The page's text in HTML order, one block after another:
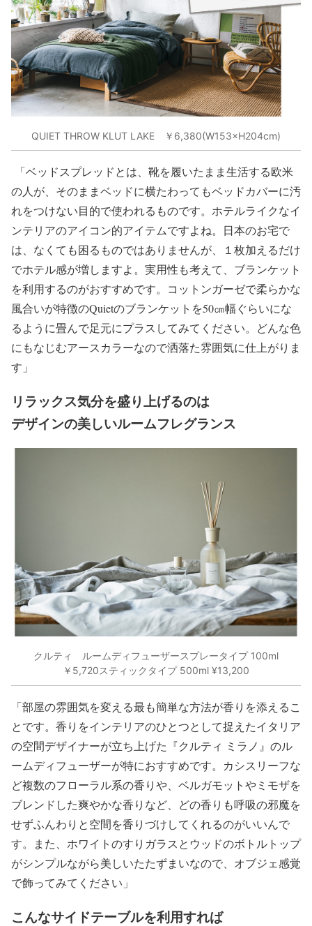
QUIET THROW KLUT LAKE ￥6,380(W153×H204cm)
「ベッドスプレッドとは、靴を履いたまま生活する欧米
の人が、そのままベッドに横たわってもベッドカバーに汚
れをつけない目的で使われるものです。ホテルライクなイ
ンテリアのアイコン的アイテムですよね。日本のお宅で
は、なくても困るものではありませんが、１枚加えるだけ
でホテル感が増しますよ。実用性も考えて、ブランケット
を利用するのがおすすめです。コットンガーゼで柔らかな
風合いが特徴のQuietのブランケットを50㎝幅ぐらいにな
るように畳んで足元にプラスしてみてください。どんな色
にもなじむアースカラーなので洒落た雰囲気に仕上がりま
す」
リラックス気分を盛り上げるのは
デザインの美しいルームフレグランス
クルティ ルームディフューザースプレータイプ 100ml
￥5,720スティックタイプ 500ml ¥13,200
「部屋の雰囲気を変える最も簡単な方法が香りを添えるこ
とです。香りをインテリアのひとつとして捉えたイタリア
の空間デザイナーが立ち上げた『クルティ ミラノ』のル
ームディフューザーが特におすすめです。カシスリーフな
ど複数のフローラル系の香りや、ベルガモットやミモザを
ブレンドした爽やかな香りなど、どの香りも呼吸の邪魔を
せずふんわりと空間を香りづけしてくれるのがいいんで
す。また、ホワイトのすりガラスとウッドのボトルトップ
がシンプルながら美しいたたずまいなので、オブジェ感覚
で飾ってみてください」
こんなサイドテーブルを利用すれば